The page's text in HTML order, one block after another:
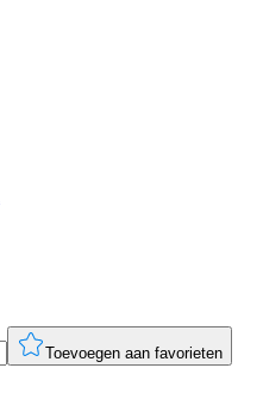
Toevoegen aan favorieten